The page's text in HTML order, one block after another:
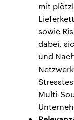
mit
sowie
dabei,
und
Multi-